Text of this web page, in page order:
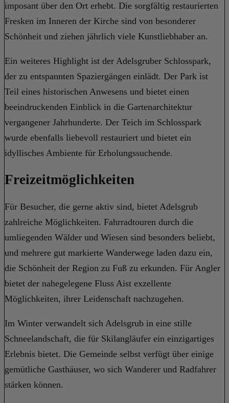
imposant über den Ort erhebt. Die sorgfältig restaurierten
Fresken im Inneren der Kirche sind von besonderer
Schönheit und ziehen jährlich viele Kunstliebhaber an.
Ein weiteres Highlight ist der Adelsgruber Schlosspark,
der zu entspannten Spaziergängen einlädt. Der Park ist
Teil eines historischen Anwesens und bietet einen
beeindruckenden Einblick in die Gartenarchitektur
vergangener Jahrhunderte. Der Teich im Schlosspark
wurde ebenfalls liebevoll restauriert und bietet ein
idyllisches Ambiente für Erholungssuchende.
Freizeitmöglichkeiten
Für Besucher, die gerne aktiv sind, bietet Adelsgrub
zahlreiche Möglichkeiten. Fahrradtouren durch die
umliegenden Wälder und Wiesen sind besonders beliebt,
und mehrere gut markierte Wanderwege laden dazu ein,
die Schönheit der Region zu Fuß zu erkunden. Für Angler
bietet der nahegelegene Fluss Aist exzellente
Möglichkeiten, ihrer Leidenschaft nachzugehen.
Im Winter verwandelt sich Adelsgrub in eine stille
Schneelandschaft, die für Skilangläufer ein einzigartiges
Erlebnis bietet. Die Gemeinde selbst verfügt über einige
gemütliche Gasthäuser, wo sich Wanderer und Radfahrer
stärken können.